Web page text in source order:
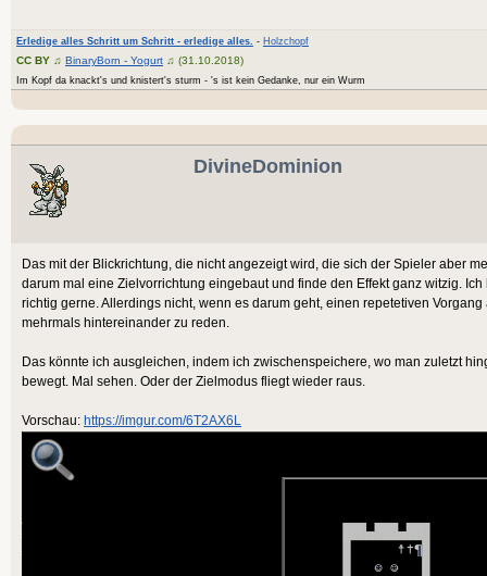
Erledige alles Schritt um Schritt - erledige alles. - Holzchopf
CC BY ♫ BinaryBorn - Yogurt ♫ (31.10.2018)
Im Kopf da knackt's und knistert's sturm - 's ist kein Gedanke, nur ein Wurm
DivineDominion
Das mit der Blickrichtung, die nicht angezeigt wird, die sich der Spieler aber
darum mal eine Zielvorrichtung eingebaut und finde den Effekt ganz witzig.
richtig gerne. Allerdings nicht, wenn es darum geht, einen repetetiven
mehrmals hintereinander zu reden.
Das könnte ich ausgleichen, indem ich zwischenspeichere, wo man zuletzt
bewegt. Mal sehen. Oder der Zielmodus fliegt wieder raus.
Vorschau: https://imgur.com/6T2AX6L